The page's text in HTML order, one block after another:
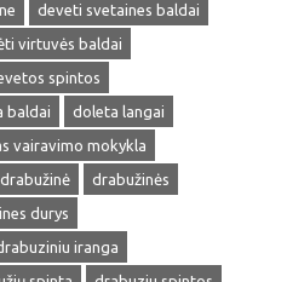
deveti svetaines baldai
virtuvės baldai
spintos
baldai
doleta langai
vairavimo mokykla
drabužinė
drabužinės
durys
iranga